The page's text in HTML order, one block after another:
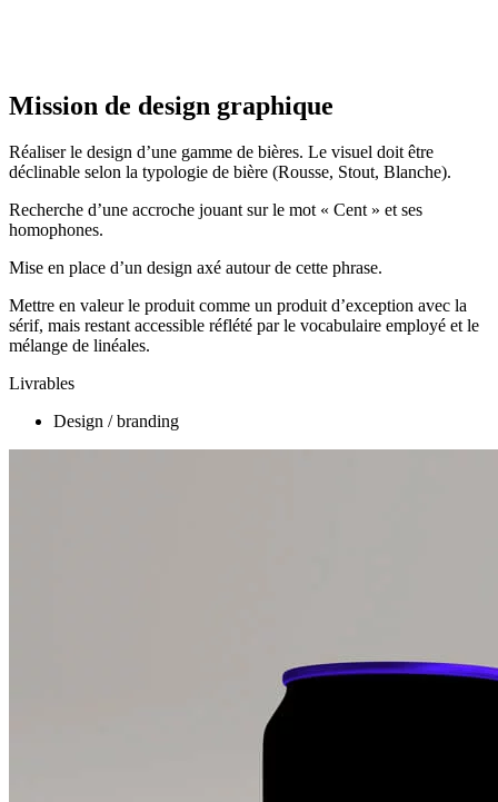
Mission de design graphique
Réaliser le design d’une gamme de bières. Le visuel doit être
déclinable selon la typologie de bière (Rousse, Stout, Blanche).
Recherche d’une accroche jouant sur le mot « Cent » et ses
homophones.
Mise en place d’un design axé autour de cette phrase.
Mettre en valeur le produit comme un produit d’exception avec la
sérif, mais restant accessible réflété par le vocabulaire employé et le
mélange de linéales.
Livrables
Design / branding